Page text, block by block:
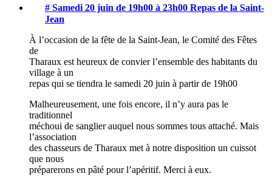
# Samedi 20 juin de 19h00 à 23h00 Repas de la Saint-
Jean
À l’occasion de la fête de la Saint-Jean, le Comité des Fêtes
de
Tharaux est heureux de convier l’ensemble des habitants du
village à un
repas qui se tiendra le samedi 20 juin à partir de 19h00
Malheureusement, une fois encore, il n’y aura pas le
traditionnel
méchoui de sanglier auquel nous sommes tous attaché. Mais
l’association
des chasseurs de Tharaux met à notre disposition un cuissot
que nous
préparerons en pâté pour l’apéritif. Merci à eux.